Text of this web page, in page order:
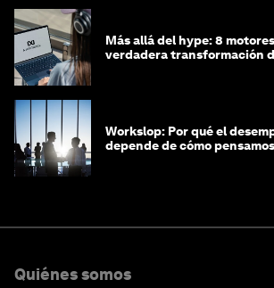
Más allá del hype: 8
verdadera transformación
Workslop: Por qué el
depende de cómo
Quiénes somos